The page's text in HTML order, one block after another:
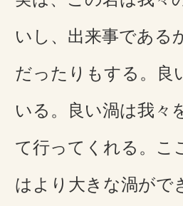
いし、出来事である
だったりもする。良
いる。良い渦は我々
て行ってくれる。こ
はより大きな渦がで